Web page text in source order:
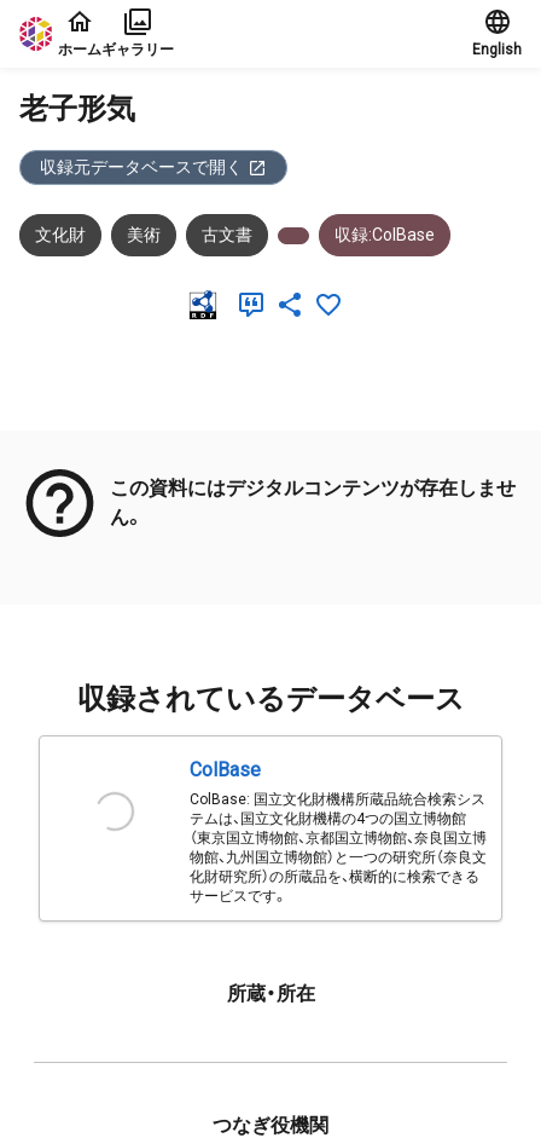
本文に飛ぶ
ホームギャラリー English
老子形気
収録元データベースで開く
文化財 美術 古文書 収録:ColBase
この資料にはデジタルコンテンツが存在しませ
ん。
収録されているデータベース
ColBase
ColBase: 国立文化財機構所蔵品統合検索シス
テムは、国立文化財機構の4つの国立博物館
（東京国立博物館、京都国立博物館、奈良国立博
物館、九州国立博物館）と一つの研究所（奈良文
化財研究所）の所蔵品を、横断的に検索できる
サービスです。
所蔵・所在
つなぎ役機関